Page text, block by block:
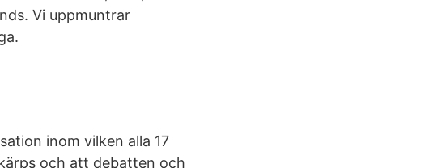
Vi uppmuntrar
inom vilken alla 17
och att debatten och